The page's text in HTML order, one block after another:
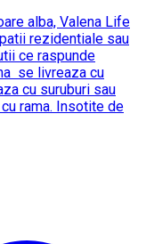
alba, Valena Life
rezidentiale sau
ce raspunde
se livreaza cu
cu suruburi sau
rama. Insotite de